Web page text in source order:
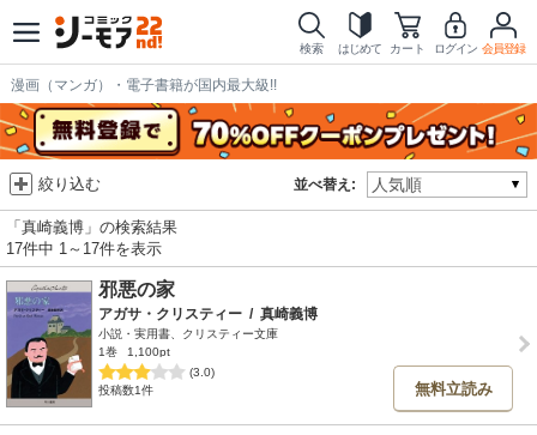
検索 はじめて カート ログイン 会員登録
漫画（マンガ）・電子書籍が国内最大級!!
並べ替え:
絞り込む
「真崎義博」の検索結果
17件中 1～17件を表示
邪悪の家
アガサ・クリスティー / 真崎義博
小説・実用書、クリスティー文庫
1巻
1,100pt
(3.0)
投稿数1件
無料立読み